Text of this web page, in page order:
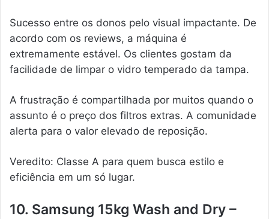
Sucesso entre os donos pelo visual impactante. De
acordo com os reviews, a máquina é
extremamente estável. Os clientes gostam da
facilidade de limpar o vidro temperado da tampa.
A frustração é compartilhada por muitos quando o
assunto é o preço dos filtros extras. A comunidade
alerta para o valor elevado de reposição.
Veredito: Classe A para quem busca estilo e
eficiência em um só lugar.
10. Samsung 15kg Wash and Dry –